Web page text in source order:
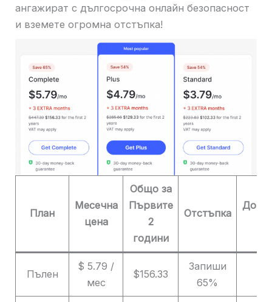
ангажират с дългосрочна онлайн безопасност
и вземете огромна отстъпка!
План
Месечна
цена
Общо за
Първите
2
години
Отстъпка
Пълен
$ 5.79 /
мес
$156.33
Запиши
65%